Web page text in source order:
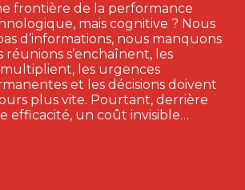
frontière de la performance
mais cognitive ? Nous
d’informations, nous manquons
réunions s’enchaînent, les
les urgences
et les décisions doivent
plus vite. Pourtant, derrière
efficacité, un coût invisible…